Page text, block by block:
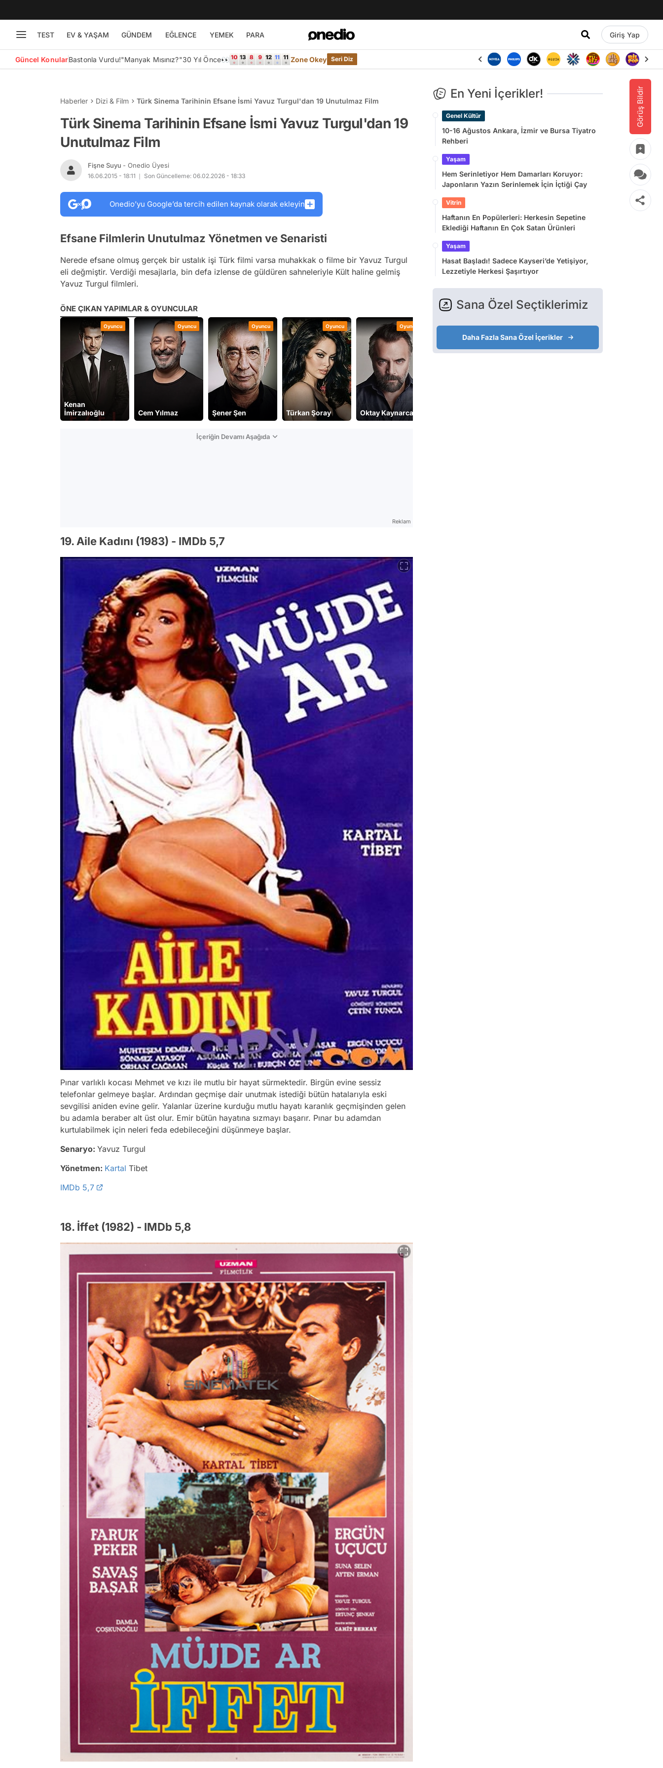
TEST EV & YAŞAM GÜNDEM EĞLENCE YEMEK PARA Giriş Yap
Güncel KonularBastonla Vurdu!"Manyak Mısınız?"30 Yıl Önce👀 Zone Okey Seri Diz
Görüş Bildir
Haberler Dizi & Film Türk Sinema Tarihinin Efsane İsmi Yavuz Turgul'dan 19 Unutulmaz Film
Türk Sinema Tarihinin Efsane İsmi Yavuz Turgul'dan 19
Unutulmaz Film
Fişne Suyu - Onedio Üyesi
16.06.2015 - 18:11 Son Güncelleme: 06.02.2026 - 18:33
Onedio’yu Google’da tercih edilen kaynak olarak ekleyin
Efsane Filmlerin Unutulmaz Yönetmen ve Senaristi
Nerede efsane olmuş gerçek bir ustalık işi Türk filmi varsa muhakkak o filme bir Yavuz Turgul
eli değmiştir. Verdiği mesajlarla, bin defa izlense de güldüren sahneleriyle Kült haline gelmiş
Yavuz Turgul filmleri.
ÖNE ÇIKAN YAPIMLAR & OYUNCULAR
Oyuncu
Kenan
İmirzalıoğlu
Oyuncu
Cem Yılmaz
Oyuncu
Şener Şen
Oyuncu
Türkan Şoray
Oyuncu
Oktay Kaynarca
İçeriğin Devamı Aşağıda
Reklam
19. Aile Kadını (1983) - IMDb 5,7
Pınar varlıklı kocası Mehmet ve kızı ile mutlu bir hayat sürmektedir. Birgün evine sessiz
telefonlar gelmeye başlar. Ardından geçmişe dair unutmak istediği bütün hatalarıyla eski
sevgilisi aniden evine gelir. Yalanlar üzerine kurduğu mutlu hayatı karanlık geçmişinden gelen
bu adamla beraber alt üst olur. Emir bütün hayatına sızmayı başarır. Pınar bu adamdan
kurtulabilmek için neleri feda edebileceğini düşünmeye başlar.
Senaryo: Yavuz Turgul
Yönetmen: Kartal Tibet
IMDb 5,7
18. İffet (1982) - IMDb 5,8
En Yeni İçerikler!
Genel Kültür
10-16 Ağustos Ankara, İzmir ve Bursa Tiyatro
Rehberi
Yaşam
Hem Serinletiyor Hem Damarları Koruyor:
Japonların Yazın Serinlemek İçin İçtiği Çay
Vitrin
Haftanın En Popülerleri: Herkesin Sepetine
Eklediği Haftanın En Çok Satan Ürünleri
Yaşam
Hasat Başladı! Sadece Kayseri’de Yetişiyor,
Lezzetiyle Herkesi Şaşırtıyor
Sana Özel Seçtiklerimiz
Daha Fazla Sana Özel İçerikler